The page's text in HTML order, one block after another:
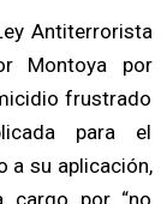
Antiterrorista
Montoya por
frustrado
para el
a su aplicación,
cargo por “no